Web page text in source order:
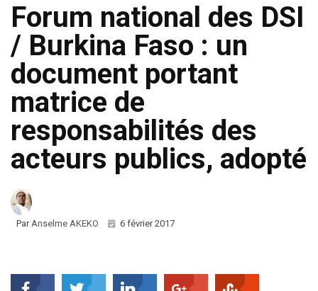
Forum national des DSI
/ Burkina Faso : un
document portant
matrice de
responsabilités des
acteurs publics, adopté
ParAnselme AKEKO 6 février 2017